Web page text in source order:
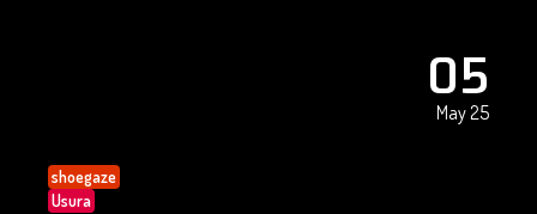
05
May 25
shoegaze
Usura